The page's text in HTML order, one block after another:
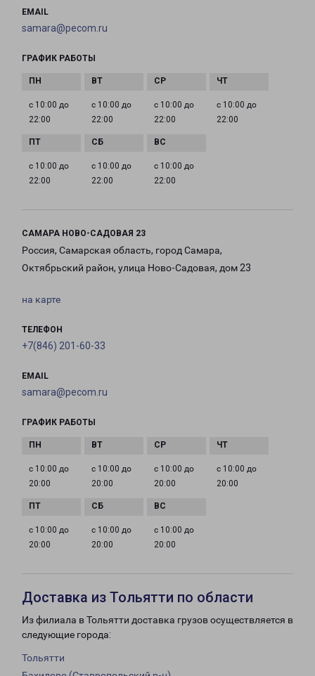
EMAIL
samara@pecom.ru
ГРАФИК РАБОТЫ
с 10:00 до
22:00
с 10:00 до
22:00
с 10:00 до
22:00
с 10:00 до
22:00
с 10:00 до
22:00
с 10:00 до
22:00
с 10:00 до
22:00
САМАРА НОВО-САДОВАЯ 23
Россия, Самарская область, город Самара,
Октябрьский район, улица Ново-Садовая, дом 23
на карте
ТЕЛЕФОН
+7(846) 201-60-33
EMAIL
samara@pecom.ru
ГРАФИК РАБОТЫ
с 10:00 до
20:00
с 10:00 до
20:00
с 10:00 до
20:00
с 10:00 до
20:00
с 10:00 до
20:00
с 10:00 до
20:00
с 10:00 до
20:00
Доставка из Тольятти по области
Из филиала в Тольятти доставка грузов осуществляется в
следующие города:
Тольятти